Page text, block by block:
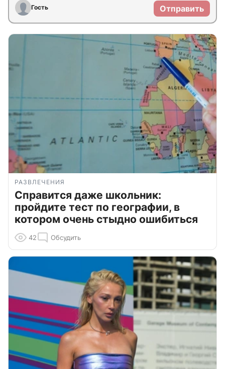
Гость Отправить
РАЗВЛЕЧЕНИЯ
Справится даже школьник:
пройдите тест по географии, в
котором очень стыдно ошибиться
42 Обсудить